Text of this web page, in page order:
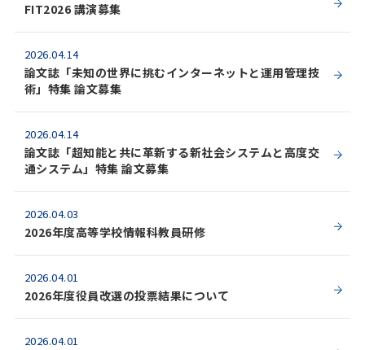
FIT2026 講演募集
2026.04.14
論文誌「未知の世界に挑むインターネットと運用管理技
術」特集 論文募集
2026.04.14
論文誌「超知能と共に革新する新社会システムと高度交
通システム」特集 論文募集
2026.04.03
2026年度高等学校情報科教員研修
2026.04.01
2026年度役員改選の投票結果について
2026.04.01